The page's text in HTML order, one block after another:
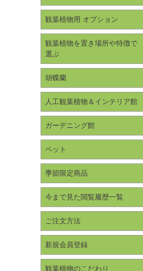
観葉植物用 オプション
観葉植物を置き場所や特徴で
選ぶ
胡蝶蘭
人工観葉植物＆インテリア館
ガーデニング館
ペット
季節限定商品
今まで見た閲覧履歴一覧
ご注文方法
新規会員登録
観葉植物のこだわり